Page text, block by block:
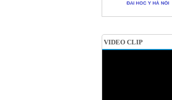
VIDEO CLIP